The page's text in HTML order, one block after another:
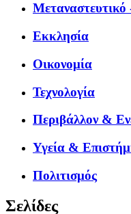
Εκκλησία
Οικονομία
Τεχνολογία
Περιβάλλον &
Υγεία &
Πολιτισμός
Σελίδες